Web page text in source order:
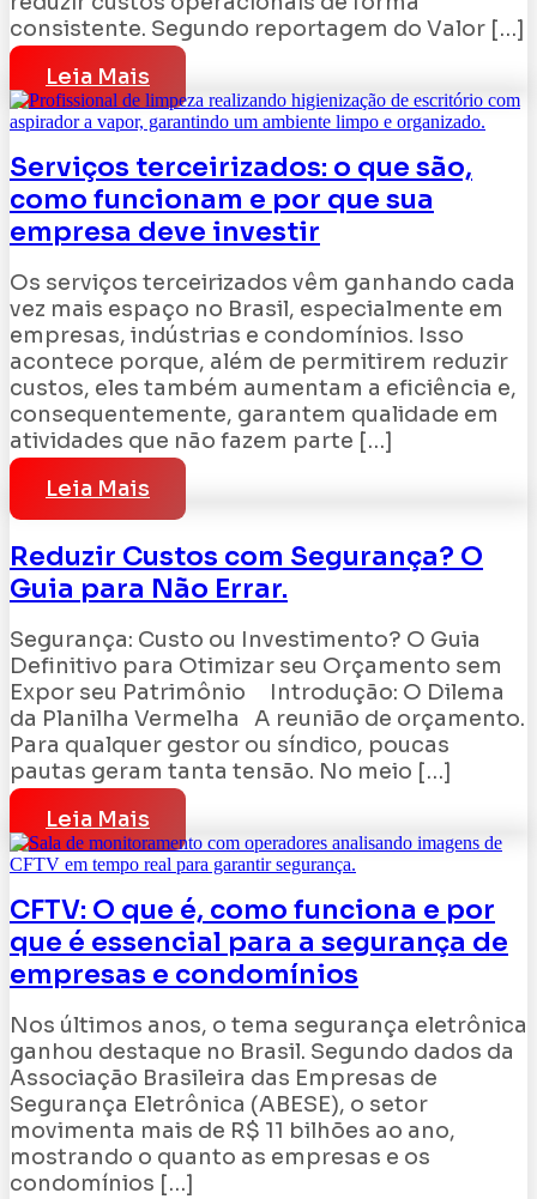
consistente. Segundo reportagem do Valor […]
Leia Mais
Serviços terceirizados: o que são,
como funcionam e por que sua
empresa deve investir
Os serviços terceirizados vêm ganhando cada
vez mais espaço no Brasil, especialmente em
empresas, indústrias e condomínios. Isso
acontece porque, além de permitirem reduzir
custos, eles também aumentam a eficiência e,
consequentemente, garantem qualidade em
atividades que não fazem parte […]
Leia Mais
Reduzir Custos com Segurança? O
Guia para Não Errar.
Segurança: Custo ou Investimento? O Guia
Definitivo para Otimizar seu Orçamento sem
Expor seu Patrimônio Introdução: O Dilema
da Planilha Vermelha A reunião de orçamento.
Para qualquer gestor ou síndico, poucas
pautas geram tanta tensão. No meio […]
Leia Mais
CFTV: O que é, como funciona e por
que é essencial para a segurança de
empresas e condomínios
Nos últimos anos, o tema segurança eletrônica
ganhou destaque no Brasil. Segundo dados da
Associação Brasileira das Empresas de
Segurança Eletrônica (ABESE), o setor
movimenta mais de R$ 11 bilhões ao ano,
mostrando o quanto as empresas e os
condomínios […]